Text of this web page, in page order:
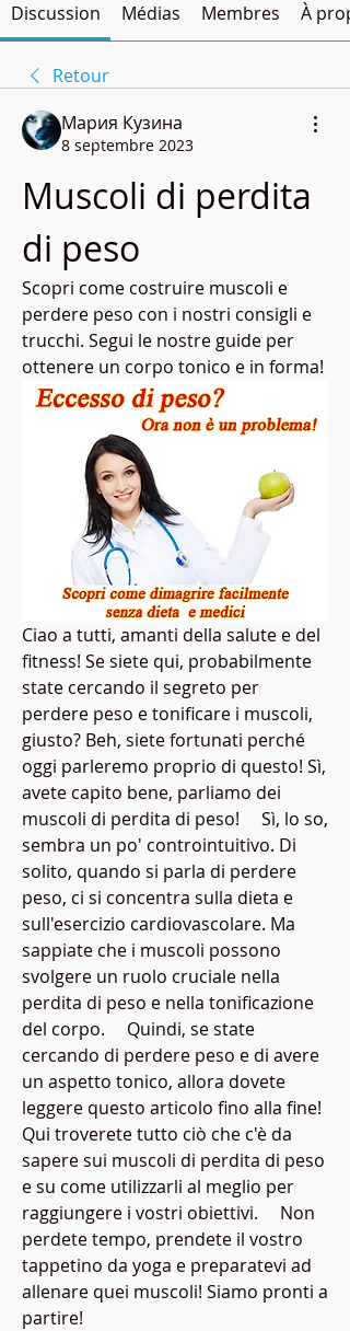
Discussion Médias Membres À
Retour
Мария Кузина
8 septembre 2023
Muscoli di perdita
di peso
Scopri come costruire muscoli e
perdere peso con i nostri consigli e
trucchi. Segui le nostre guide per
ottenere un corpo tonico e in forma!
Ciao a tutti, amanti della salute e del
fitness! Se siete qui, probabilmente
state cercando il segreto per
perdere peso e tonificare i muscoli,
giusto? Beh, siete fortunati perché
oggi parleremo proprio di questo! Sì,
avete capito bene, parliamo dei
muscoli di perdita di peso!     Sì, lo so,
sembra un po' controintuitivo. Di
solito, quando si parla di perdere
peso, ci si concentra sulla dieta e
sull'esercizio cardiovascolare. Ma
sappiate che i muscoli possono
svolgere un ruolo cruciale nella
perdita di peso e nella tonificazione
del corpo.     Quindi, se state
cercando di perdere peso e di avere
un aspetto tonico, allora dovete
leggere questo articolo fino alla fine!
Qui troverete tutto ciò che c'è da
sapere sui muscoli di perdita di peso
e su come utilizzarli al meglio per
raggiungere i vostri obiettivi.     Non
perdete tempo, prendete il vostro
tappetino da yoga e preparatevi ad
allenare quei muscoli! Siamo pronti a
partire!